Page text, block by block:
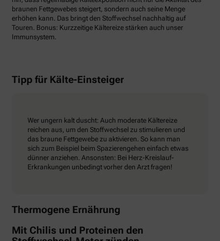
braunen Fettgewebes steigert, sondern auch seine Menge
erhöhen kann. Das bringt den Stoffwechsel nachhaltig auf
Touren. Bonus: Kurzzeitige Kältereize stärken auch unser
Immunsystem.
Tipp für Kälte-Einsteiger
Wer ungern kalt duscht: Auch moderate Kältereize
reichen aus, um den Stoffwechsel zu stimulieren und
das braune Fettgewebe zu aktivieren. So kann man
sich zum Beispiel beim Spazierengehen einfach etwas
dünner anziehen. Ansonsten: Bei Herz-Kreislauf-
Erkrankungen unbedingt vorher den Arzt fragen!
Thermogene Ernährung
Mit Chilis und Proteinen den